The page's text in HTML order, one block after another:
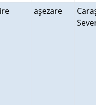
aşezare